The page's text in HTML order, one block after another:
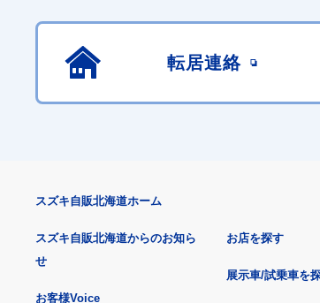
転居連絡
スズキ自販北海道ホーム
スズキ自販北海道からのお知ら
せ
お客様Voice
お店を探す
展示車/試乗車を